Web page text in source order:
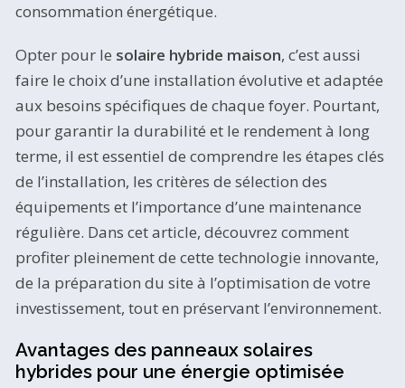
consommation énergétique.
Opter pour le solaire hybride maison, c’est aussi
faire le choix d’une installation évolutive et adaptée
aux besoins spécifiques de chaque foyer. Pourtant,
pour garantir la durabilité et le rendement à long
terme, il est essentiel de comprendre les étapes clés
de l’installation, les critères de sélection des
équipements et l’importance d’une maintenance
régulière. Dans cet article, découvrez comment
profiter pleinement de cette technologie innovante,
de la préparation du site à l’optimisation de votre
investissement, tout en préservant l’environnement.
Avantages des panneaux solaires
hybrides pour une énergie optimisée